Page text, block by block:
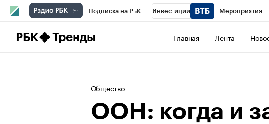
Подписка на РБК Инвестиции Мероприятия
РБК Тренды Главная Лента
Общество
ООН: когда и